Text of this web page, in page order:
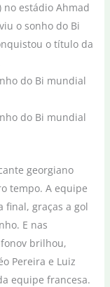
estádio Ahmad
o sonho do Bi
o título da
georgiano
tempo. A equipe
final, graças a gol
E nas
brilhou,
Pereira e Luiz
equipe francesa.